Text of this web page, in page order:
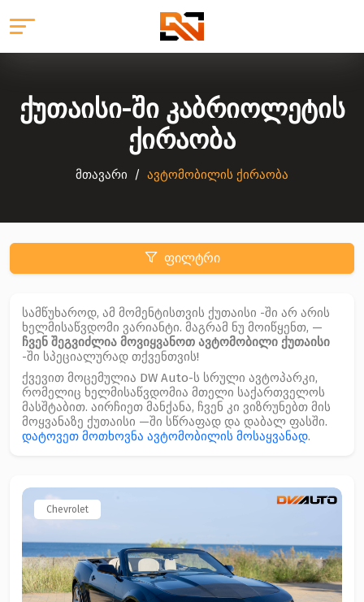
ქუთაისი-ში კაბრიოლეტის
ქირაობა
მთავარი ავტომობილის ქირაობა
ფილტრი
სამწუხაროდ, ამ მომენტისთვის ქუთაისი -ში არ არის
ხელმისაწვდომი ვარიანტი. მაგრამ ნუ მოიწყენთ, —
ჩვენ შეგვიძლია მოვიყვანოთ ავტომობილი ქუთაისი
-ში სპეციალურად თქვენთვის!
ქვევით მოცემულია DW Auto-ს სრული ავტოპარკი,
რომელიც ხელმისაწვდომია მთელი საქართველოს
მასშტაბით. აირჩიეთ მანქანა, ჩვენ კი ვიზრუნებთ მის
მოყვანაზე ქუთაისი —ში სწრაფად და დაბალ ფასში.
დატოვეთ მოთხოვნა ავტომობილის მოსაყვანად.
Chevrolet